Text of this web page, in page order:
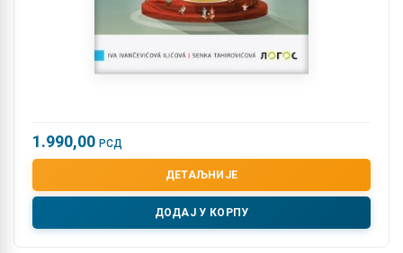
1.990,00 РСД
ДЕТАЉНИЈЕ
ДОДАЈ У КОРПУ